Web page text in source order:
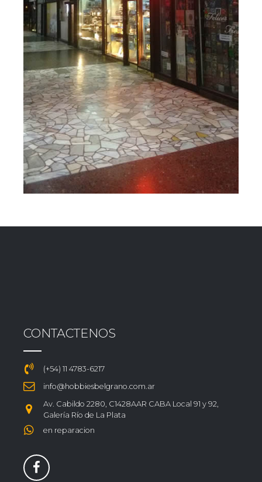
CONTACTENOS
(+54) 11 4783-6217
info@hobbiesbelgrano.com.ar
Av. Cabildo 2280, C1428AAR CABA Local 91 y 92,
Galería Río de La Plata
en reparacion